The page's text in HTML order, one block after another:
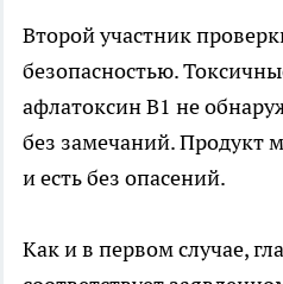
Второй участник
безопасностью.
афлатоксин В1 не
без замечаний. Продукт
и есть без опасений.
Как и в первом случае,